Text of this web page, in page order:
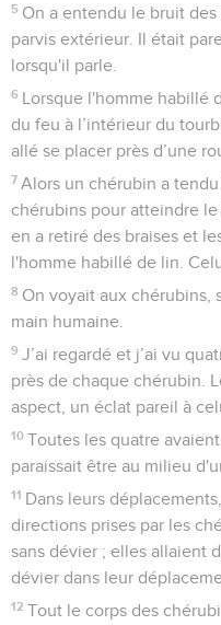
5 On a entendu le bruit
parvis extérieur. Il était
lorsqu'il parle.
6 Lorsque l'homme habillé
du feu à l’intérieur du
allé se placer près d’une
7 Alors un chérubin a
chérubins pour atteindre
en a retiré des braises et
l'homme habillé de lin.
8 On voyait aux chérubins,
main humaine.
9 J’ai regardé et j’ai vu
près de chaque chérubin.
aspect, un éclat pareil à
10 Toutes les quatre
paraissait être au milieu
11 Dans leurs
directions prises par les
sans dévier ; elles allaient
dévier dans leur
12 Tout le corps des